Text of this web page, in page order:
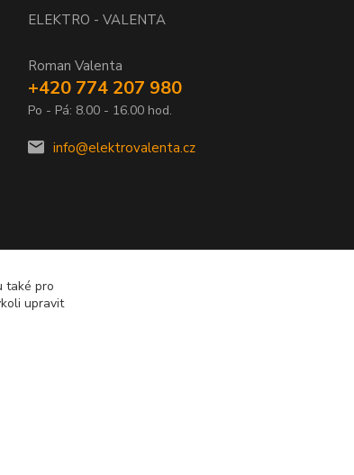
ELEKTRO - VALENTA
Roman Valenta
+420 774 207 980
Po - Pá: 8.00 - 16.00 hod.
info@elektrovalenta.cz
také pro
upravit